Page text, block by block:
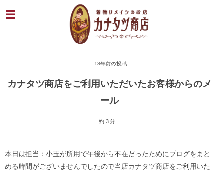
13年前の投稿
カナタツ商店をご利用いただいたお客様からのメ
ール
約 3 分
本日は担当：小玉が所用で午後から不在だったためにブログをまと
める時間がございませんでしたので当店カナタツ商店をご利用いた